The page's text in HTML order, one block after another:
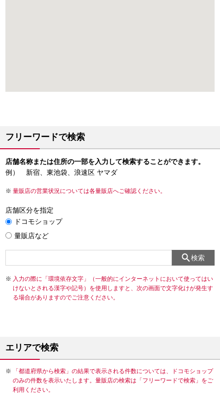
フリーワードで検索
店舗名称または住所の一部を入力して検索することができます。
例） 新宿、東池袋、浪速区 ヤマダ
量販店の営業状況については各量販店へご確認ください。
店舗区分を指定
ドコモショップ
量販店など
検索
入力の際に「環境依存文字」（一般的にインターネットにおいて使ってはい
けないとされる漢字や記号）を使用しますと、次の画面で文字化けが発生す
る場合がありますのでご注意ください。
エリアで検索
「都道府県から検索」の結果で表示される件数については、ドコモショップ
のみの件数を表示いたします。量販店の検索は「フリーワードで検索」をご
利用ください。